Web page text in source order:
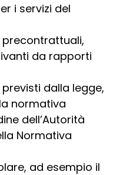
i servizi del
da rapporti
dalla legge,
normativa
dell’Autorità
Normativa
ad esempio il